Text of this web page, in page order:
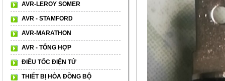
AVR-LEROY SOMER
AVR - STAMFORD
AVR-MARATHON
AVR - TỔNG HỢP
ĐIỀU TỐC ĐIỆN TỬ
THIẾT BỊ HÒA ĐỒNG BỘ